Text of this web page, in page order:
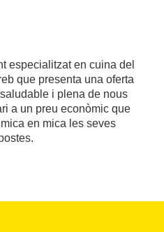
especialitzat en cuina del
que presenta una oferta
i plena de nous
a un preu econòmic que
en mica les seves